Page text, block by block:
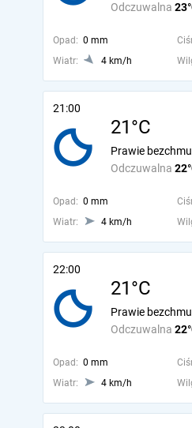
Odczuwalna
Opad: 0 mm
Wiatr:
4 km/h
21:00
21°C
Odczuwalna
Prawie
Opad: 0 mm
Wiatr:
4 km/h
22:00
21°C
Odczuwalna
Prawie
Opad: 0 mm
Wiatr:
4 km/h